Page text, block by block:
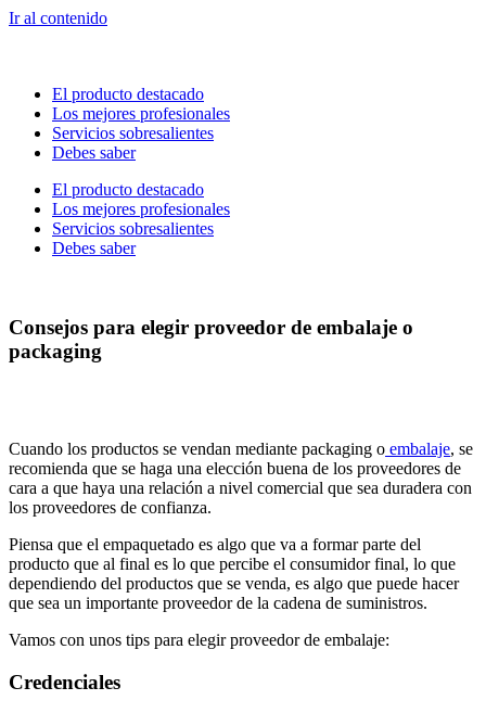
Ir al contenido
El producto destacado
Los mejores profesionales
Servicios sobresalientes
Debes saber
El producto destacado
Los mejores profesionales
Servicios sobresalientes
Debes saber
Consejos para elegir proveedor de embalaje o
packaging
Cuando los productos se vendan mediante packaging o embalaje, se
recomienda que se haga una elección buena de los proveedores de
cara a que haya una relación a nivel comercial que sea duradera con
los proveedores de confianza.
Piensa que el empaquetado es algo que va a formar parte del
producto que al final es lo que percibe el consumidor final, lo que
dependiendo del productos que se venda, es algo que puede hacer
que sea un importante proveedor de la cadena de suministros.
Vamos con unos tips para elegir proveedor de embalaje:
Credenciales